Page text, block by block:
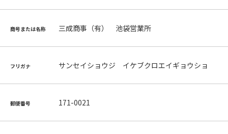
商号または名称 三成商事（有） 池袋営業所
フリガナ サンセイショウジ イケブクロエイギョウショ
郵便番号 171-0021